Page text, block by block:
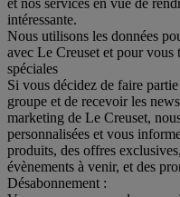
intéressante.
Nous utilisons les données
avec Le Creuset et pour vous
spéciales
Si vous décidez de faire
groupe et de recevoir les
marketing de Le Creuset,
personnalisées et vous
produits, des offres
évènements à venir, et des
Désabonnement :